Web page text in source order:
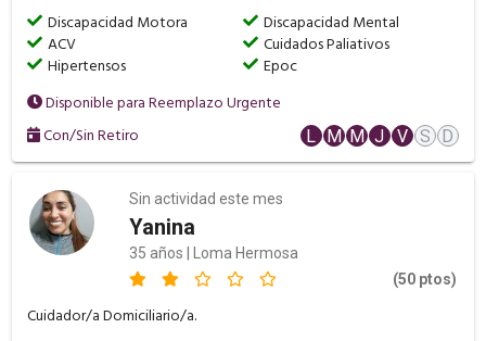
Discapacidad Motora
Discapacidad Mental
ACV
Cuidados Paliativos
Hipertensos
Epoc
Disponible para Reemplazo Urgente
Con/Sin Retiro
L M M J V S D
Sin actividad este mes
Yanina
35 años | Loma Hermosa
(50 ptos)
Cuidador/a Domiciliario/a.